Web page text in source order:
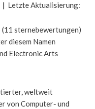
| Letzte Aktualisierung:
(11 sternebewertungen)
diesem Namen
Electronic Arts
weltweit
von Computer- und